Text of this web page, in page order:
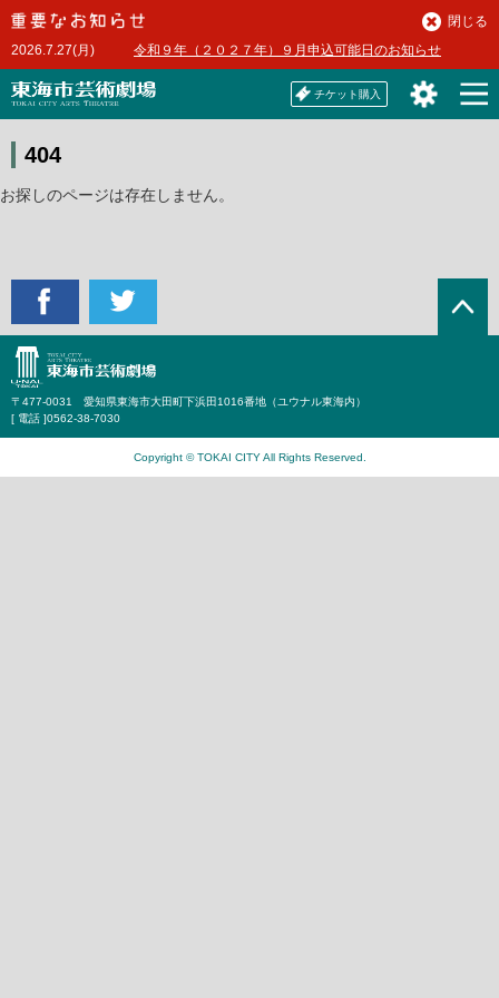
本
文
へ2026.7.27(月) 令和９年（２０２７年）９月申込可能日のお知らせ
閉じる
チケット購入
404
お探しのページは存在しません。
〒477-0031 愛知県東海市大田町下浜田1016番地（ユウナル東海内）
[ 電話 ]0562-38-7030
Copyright © TOKAI CITY All Rights Reserved.